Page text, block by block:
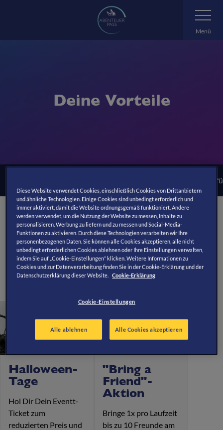
Navigation
Menü
Deine Vorteile
Attraktionen
Mach Dir den neuen Merlin Abenteuer-Pass zu Deinem ganz
persönlichen Jahres-Pass.
Halloween-
Tage
Hol Dir Dein Eventt-
Ticket zum
reduzierten Preis und
"Bring a
Friend"-
Aktion
Bringe 1x pro Laufzeit
bis zu 10 Freunde am
Diese Website verwendet Cookies, einschließlich Cookies von Drittanbietern
und ähnliche Technologien. Einige Cookies sind unbedingt erforderlich und
immer aktiviert, damit die Website ordnungsgemäß funktioniert. Andere
werden verwendet, um die Nutzung der Website zu messen, Inhalte zu
personalisieren, Werbung zu liefern und zu messen und Social-Media-
Funktionen zu aktivieren. Durch diese Technologien verarbeiten wir Ihre
personenbezogenen Daten. Sie können alle Cookies akzeptieren, alle nicht
unbedingt erforderlichen Cookies ablehnen oder Ihre Einstellungen verwalten,
indem Sie auf „Cookie-Einstellungen“ klicken. Weitere Informationen zu
Cookies und zur Datenverarbeitung finden Sie in der Cookie-Erklärung und der
Datenschutzerklärung dieser Website.
Cookie-Erklärung
Cookie-Einstellungen
Alle ablehnen Alle Cookies akzeptieren